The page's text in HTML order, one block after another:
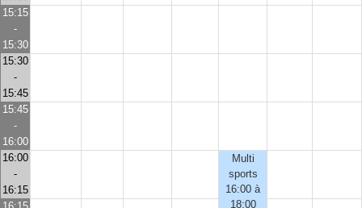
15:15
-
15:30
15:30
-
15:45
15:45
-
16:00
16:00
-
16:15
Multi
sports
16:00 à
18:00